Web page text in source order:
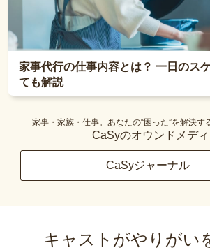
家事代行の仕事内容とは？ 一日のス
ても解説
家事・家族・仕事。あなたの“困った”を解決す
CaSyのオウンドメデ
CaSyジャーナル
キャストがやりがい